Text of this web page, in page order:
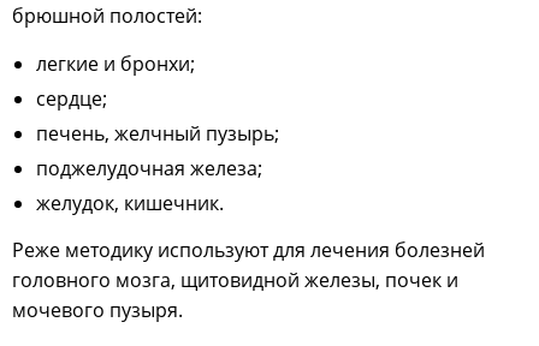
брюшной полостей:
легкие и бронхи;
сердце;
печень, желчный пузырь;
поджелудочная железа;
желудок, кишечник.
Реже методику используют для лечения болезней
головного мозга, щитовидной железы, почек и
мочевого пузыря.